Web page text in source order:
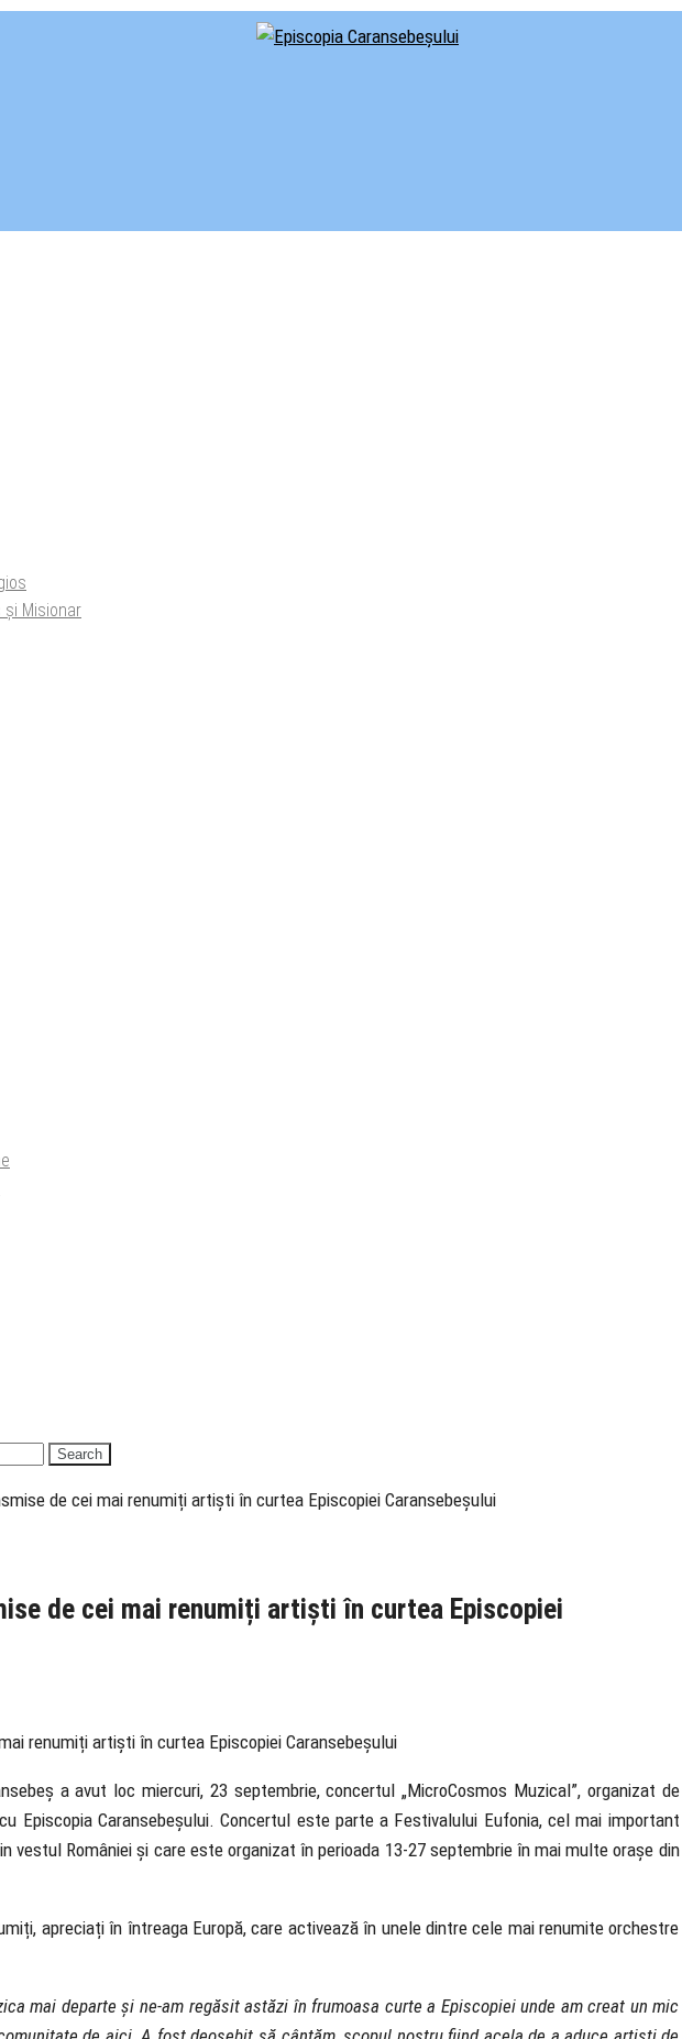
și Misionar
de cei mai renumiți artiști în curtea Episcopiei Caransebeșului
de cei mai renumiți artiști în curtea Episcopiei
a avut loc miercuri, 23 septembrie, concertul „MicroCosmos Muzical”, organizat de
Episcopia Caransebeșului. Concertul este parte a Festivalului Eufonia, cel mai important
vestul României și care este organizat în perioada 13-27 septembrie în mai multe orașe din
apreciați în întreaga Europă, care activează în unele dintre cele mai renumite orchestre
mai departe și ne-am regăsit astăzi în frumoasa curte a Episcopiei unde am creat un mic